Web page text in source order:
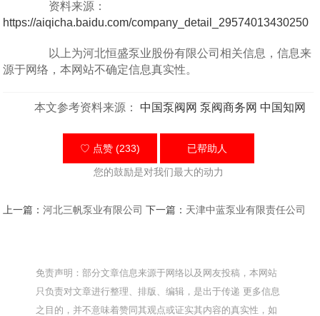
资料来源：
https://aiqicha.baidu.com/company_detail_29574013430250
以上为河北恒盛泵业股份有限公司相关信息，信息来
源于网络，本网站不确定信息真实性。
本文参考资料来源： 中国泵阀网 泵阀商务网 中国知网
♡ 点赞 (233) 已帮助 人
您的鼓励是对我们最大的动力
上一篇：河北三帆泵业有限公司 下一篇： 天津中蓝泵业有限责任公司
免责声明：部分文章信息来源于网络以及网友投稿，本网站
只负责对文章进行整理、排版、编辑，是出于传递 更多信息
之目的，并不意味着赞同其观点或证实其内容的真实性，如